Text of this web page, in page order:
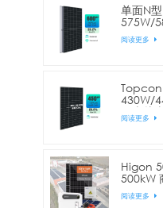
单面N型
575W/
144片
板
阅读更多
430W/
面半片
阅读更多
Higon
500kW
电站
阅读更多